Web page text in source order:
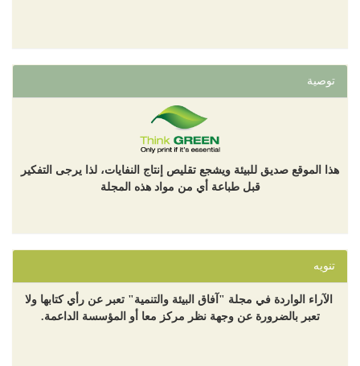
توصية
هذا الموقع صديق للبيئة ويشجع تقليص إنتاج النفايات، لذا يرجى التفكير
قبل طباعة أي من مواد هذه المجلة
تنويه
الآراء الواردة في مجلة "آفاق البيئة والتنمية" تعبر عن رأي كتابها ولا
تعبر بالضرورة عن وجهة نظر مركز معا أو المؤسسة الداعمة.